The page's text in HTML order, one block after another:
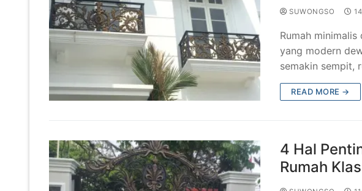
SUWONGSO
Rumah
yang modern
semakin sempit,
READ MORE →
4 Hal
Rumah